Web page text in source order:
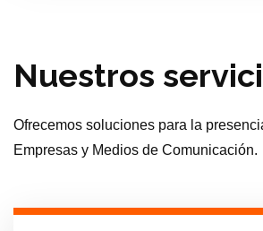
Nuestros
Ofrecemos soluciones para la
Empresas y Medios de Comunicación.